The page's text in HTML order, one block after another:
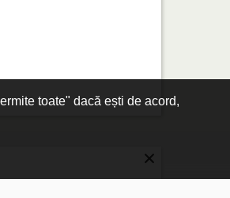
toate" dacă ești de acord,
×